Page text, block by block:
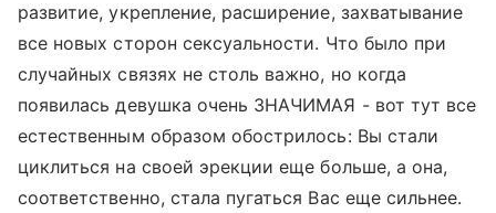
развитие, укрепление, расширение, захватывание
все новых сторон сексуальности. Что было при
случайных связях не столь важно, но когда
появилась девушка очень ЗНАЧИМАЯ - вот тут все
естественным образом обострилось: Вы стали
циклиться на своей эрекции еще больше, а она,
соответственно, стала пугаться Вас еще сильнее.